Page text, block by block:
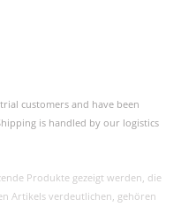
customers and have been
is handled by our logistics
Produkte gezeigt werden, die
Artikels verdeutlichen, gehören